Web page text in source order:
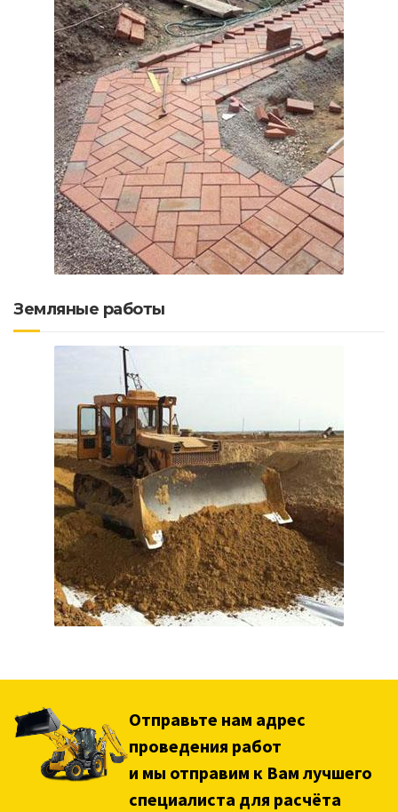
Земляные работы
Отправьте нам адрес
проведения работ
и мы отправим к Вам лучшего
специалиста для расчёта